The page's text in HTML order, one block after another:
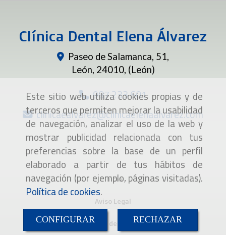
Este sitio web utiliza cookies propias y de
terceros que permiten mejorar la usabilidad
de navegación, analizar el uso de la web y
mostrar publicidad relacionada con tus
preferencias sobre la base de un perfil
elaborado a partir de tus hábitos de
navegación (por ejemplo, páginas visitadas).
Política de cookies.
CONFIGURAR RECHAZAR
Clínica Dental Elena Álvarez
Paseo de Salamanca, 51,
León, 24010, (León)
987 233 601
clinicaealvarez clinicaelenaalvarez.com
Inicio
Aviso Legal
Política de cookies